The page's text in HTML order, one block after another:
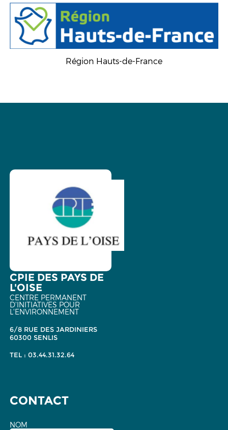
Région Hauts-de-France
CPIE DES PAYS DE
L'OISE
CENTRE PERMANENT
D'INITIATIVES POUR
L'ENVIRONNEMENT
6/8 RUE DES JARDINIERS
60300 SENLIS
TEL : 03.44.31.32.64
CONTACT
NOM